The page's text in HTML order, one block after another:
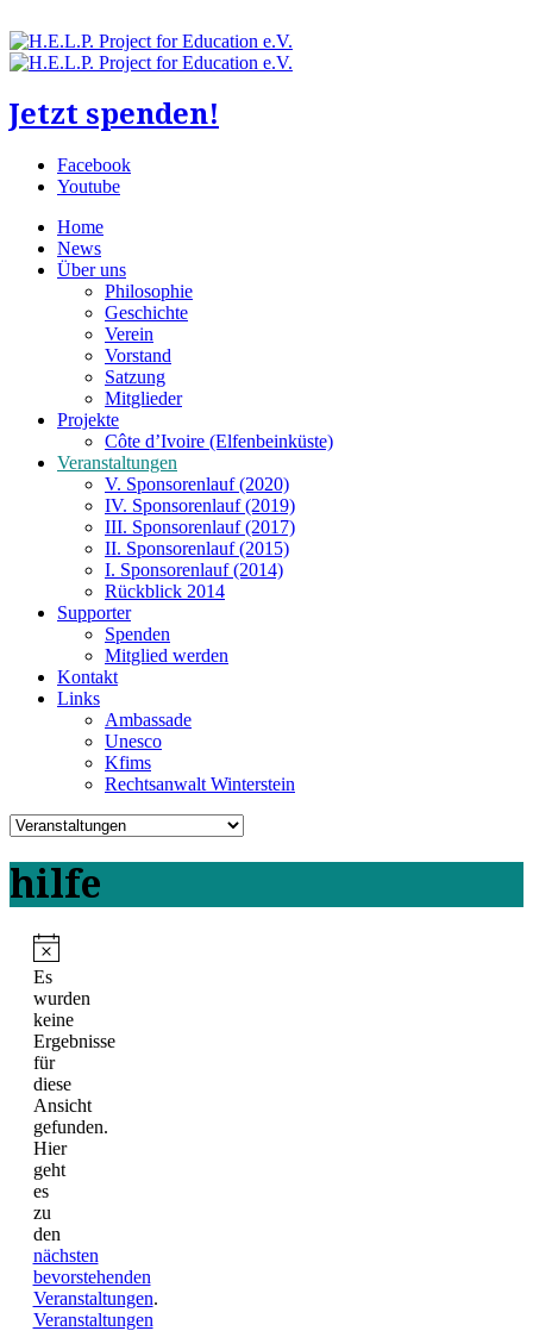
Jetzt spenden!
Facebook
Youtube
Home
News
Über uns
Philosophie
Geschichte
Verein
Vorstand
Satzung
Mitglieder
Projekte
Côte d’Ivoire (Elfenbeinküste)
Veranstaltungen
V. Sponsorenlauf (2020)
IV. Sponsorenlauf (2019)
III. Sponsorenlauf (2017)
II. Sponsorenlauf (2015)
I. Sponsorenlauf (2014)
Rückblick 2014
Supporter
Spenden
Mitglied werden
Kontakt
Links
Ambassade
Unesco
Kfims
Rechtsanwalt Winterstein
hilfe
Es
wurden
keine
Ergebnisse
für
diese
Ansicht
gefunden.
Hier
geht
es
zu
den
nächsten
bevorstehenden
Veranstaltungen.
Veranstaltungen